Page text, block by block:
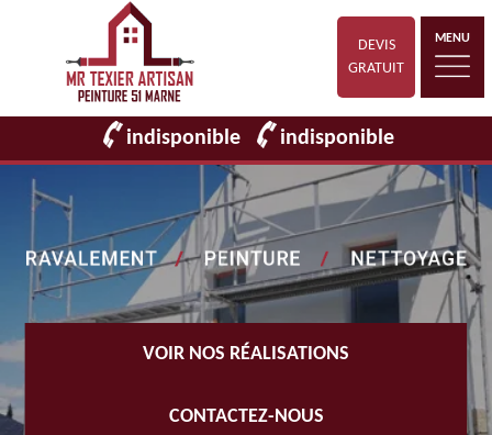
DEVIS
GRATUIT
MENU
indisponible indisponible
VOIR NOS RÉALISATIONS
CONTACTEZ-NOUS